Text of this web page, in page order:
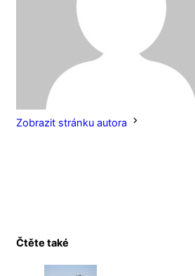
Zobrazit stránku autora
Čtěte také